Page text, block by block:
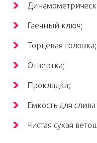
Гаечный ключ;
Торцевая головка;
Отвертка;
Прокладка;
Емкость для
Чистая сухая